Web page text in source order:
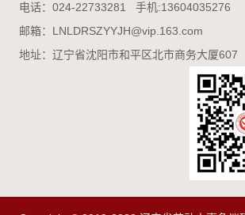
电话：024-22733281 手机:13604035276
邮箱：LNLDRSZYYJH@vip.163.com
地址：辽宁省沈阳市和平区北市商务大厦607